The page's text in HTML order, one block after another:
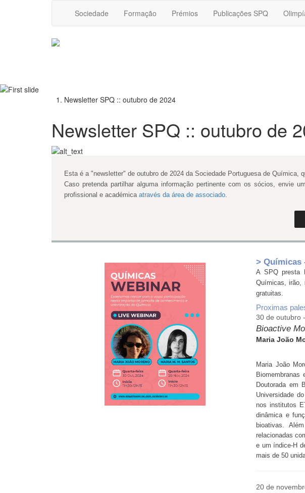
Sociedade Formação Prémios Publicações SPQ
Newsletter SPQ :: outubro de 2024
Newsletter SPQ :: outubro de
Esta é a "newsletter" de outubro de 2024 da Sociedade Portuguesa de Química,
Caso pretenda partilhar alguma informação pertinente com os sócios, envie
profissional e académica através da área de associado.
> Químicas
A SPQ presta
Químicas, irão,
gratuitas.
Proximas
30 de outubro
Bioactive
Maria João
Maria João
Doutorada em
Universidade
nos institutos
dinâmica e
bioativas.
relacionadas
e um índice-H
mais de 50
20 de